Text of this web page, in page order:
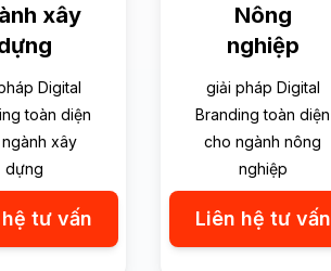
xây
Digital
toàn diện
xây
dựng
tư vấn
Nông
nghiệp
giải pháp Digital
Branding toàn diện
cho ngành nông
nghiệp
Liên hệ tư vấn